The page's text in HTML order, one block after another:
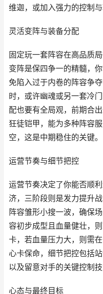
维迦，或加入强力的控制与
灵活变阵与装备分配
固定玩一套阵容在高品质
变阵是保四争一的精髓，
免陷入过于内卷的阵容争
时，或许幽魂或另一套冷
配也要有全局观，前期合
狂徒铠甲，能为多种阵容
空，这是中期稳住的关键。
运营节奏与细节把控
运营节奏决定了你能否顺
济，三阶段则是发力提升
阵容雏形小搜一波，确保
容初步成型且血量健壮，
卡，若血量压力大，则需
心卡保命，细节把控包括
以及留意对手的关键控制
心态与最终目标